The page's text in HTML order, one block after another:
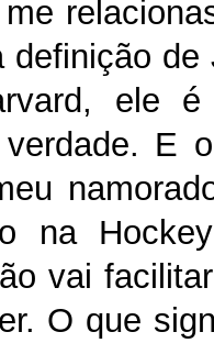
ele é
E
na
vai
O que